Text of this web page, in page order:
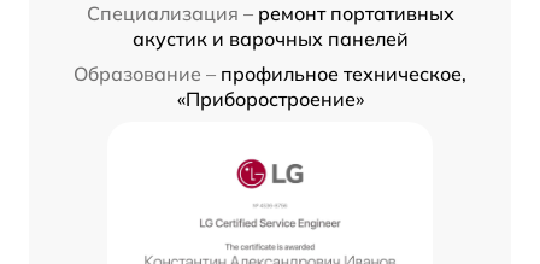
Специализация – ремонт портативных
акустик и варочных панелей
Образование – профильное техническое,
«Приборостроение»